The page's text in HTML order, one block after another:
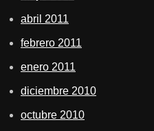
abril 2011
febrero 2011
enero 2011
diciembre 2010
octubre 2010